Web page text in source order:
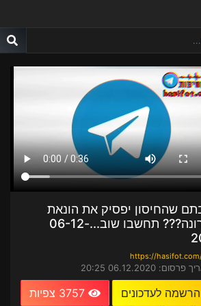
שהחיסון יפסיק את הונאת
הקורונה??? תחשבו שוב...06-12-
https://
06.12.2020 20:25
הרשמה לעדכונים